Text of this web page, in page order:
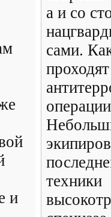
и
а и со
сами.
проходят
техники